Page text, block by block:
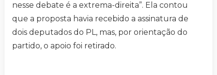
nesse debate é a extrema-direita”. Ela contou
que a proposta havia recebido a assinatura de
dois deputados do PL, mas, por orientação do
partido, o apoio foi retirado.